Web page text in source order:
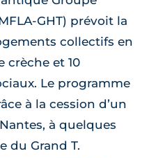
GHT) prévoit la
collectifs en
crèche et 10
Le programme
à la cession d’un
à quelques
du Grand T.